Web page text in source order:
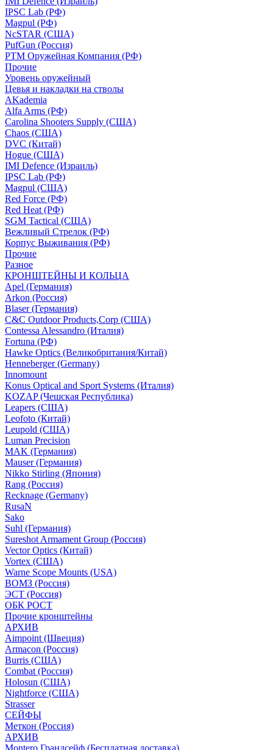
IPSC Lab (РФ)
Magpul (РФ)
NcSTAR (США)
PufGun (Россия)
РТМ Оружейная Компания (РФ)
Прочие
Уровень оружейный
Цевья и накладки на стволы
AKademia
Alfa Arms (РФ)
Carolina Shooters Supply (США)
Chaos (США)
DVC (Китай)
Hogue (США)
IMI Defence (Израиль)
IPSC Lab (РФ)
Magpul (США)
Red Force (РФ)
Red Heat (РФ)
SGM Tactical (США)
Вежливый Стрелок (РФ)
Корпус Выживания (РФ)
Прочие
Разное
КРОНШТЕЙНЫ И КОЛЬЦА
Apel (Германия)
Arkon (Россия)
Blaser (Германия)
C&C Outdoor Products,Corp (США)
Contessa Alessandro (Италия)
Fortuna (РФ)
Hawke Optics (Великобритания/Китай)
Henneberger (Germany)
Innomount
Konus Optical and Sport Systems (Италия)
KOZAP (Чешская Республика)
Leapers (США)
Leofoto (Китай)
Leupold (США)
Luman Precision
MAK (Германия)
Mauser (Германия)
Nikko Stirling (Япония)
Rang (Россия)
Recknage (Germany)
RusaN
Sako
Suhl (Германия)
Sureshot Armament Group (Россия)
Vector Optics (Китай)
Vortex (США)
Warne Scope Mounts (USA)
ВОМЗ (Россия)
ЭСТ (Россия)
ОБК РОСТ
Прочие кронштейны
АРХИВ
Aimpoint (Швеция)
Armacon (Россия)
Burris (США)
Combat (Россия)
Holosun (США)
Nightforce (США)
Strasser
СЕЙФЫ
Меткон (Россия)
АРХИВ
Montero Грандсейф (Бесплатная доставка)